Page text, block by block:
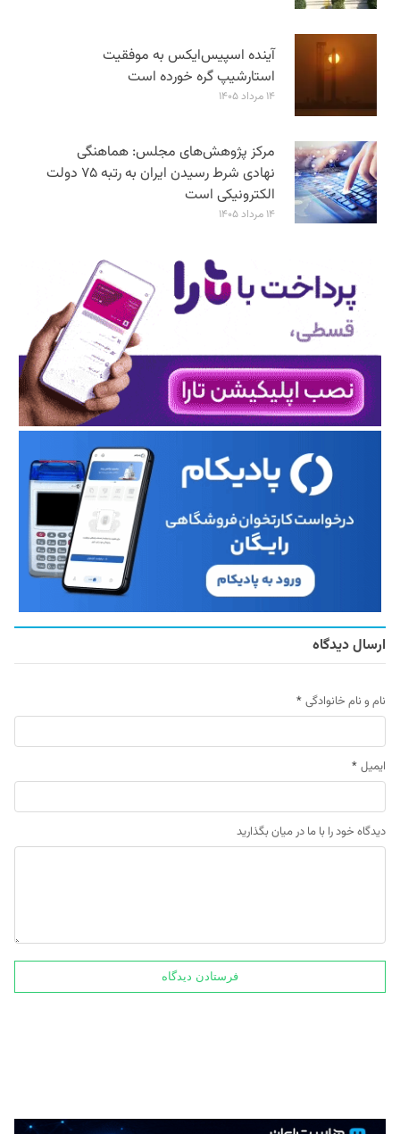
آینده اسپیس‌ایکس به موفقیت
استارشیپ گره خورده است
۱۴ مرداد ۱۴۰۵
مرکز پژوهش‌های مجلس: هماهنگی
نهادی شرط رسیدن ایران به رتبه ۷۵ دولت
الکترونیکی است
۱۴ مرداد ۱۴۰۵
ارسال دیدگاه
نام و نام خانوادگی *
ایمیل *
دیدگاه خود را با ما در میان بگذارید